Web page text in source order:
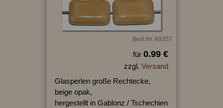
Best.Nr.:49357
für 0.99 €
zzgl. Versand
Glasperlen große Rechtecke,
beige opak,
hergestellt in Gablonz / Tschechien